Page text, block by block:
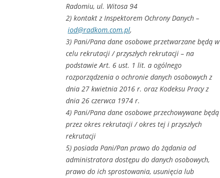
Radomiu, ul. Witosa 94
2) kontakt z Inspektorem Ochrony Danych –
iod@radkom.com.pl,
3) Pani/Pana dane osobowe przetwarzane będą w
celu rekrutacji / przyszłych rekrutacji – na
podstawie Art. 6 ust. 1 lit. a ogólnego
rozporządzenia o ochronie danych osobowych z
dnia 27 kwietnia 2016 r. oraz Kodeksu Pracy z
dnia 26 czerwca 1974 r.
4) Pani/Pana dane osobowe przechowywane będą
przez okres rekrutacji / okres tej i przyszłych
rekrutacji
5) posiada Pani/Pan prawo do żądania od
administratora dostępu do danych osobowych,
prawo do ich sprostowania, usunięcia lub